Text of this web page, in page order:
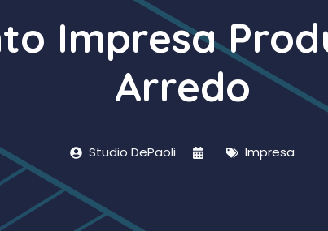
Impresa
Arredo
Studio DePaoli Impresa